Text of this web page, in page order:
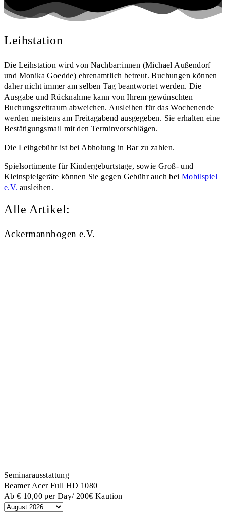
Leihstation
Die Leihstation wird von Nachbar:innen (Michael Außendorf
und Monika Goedde) ehrenamtlich betreut. Buchungen können
daher nicht immer am selben Tag beantwortet werden. Die
Ausgabe und Rücknahme kann von Ihrem gewünschten
Buchungszeitraum abweichen. Ausleihen für das Wochenende
werden meistens am Freitagabend ausgegeben. Sie erhalten eine
Bestätigungsmail mit den Terminvorschlägen.
Die Leihgebühr ist bei Abholung in Bar zu zahlen.
Spielsortimente für Kindergeburtstage, sowie Groß- und
Kleinspielgeräte können Sie gegen Gebühr auch bei Mobilspiel
e.V. ausleihen.
Alle Artikel:
Ackermannbogen e.V.
Seminarausstattung
Beamer Acer Full HD 1080
Ab € 10,00 per Day/ 200€ Kaution